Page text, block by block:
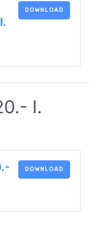
DOWNLOAD
I.
DOWNLOAD